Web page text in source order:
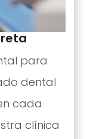
para
dental
cada
clínica